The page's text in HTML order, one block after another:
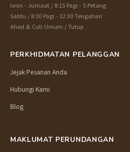
Isnin - Jumaat / 8:15 Pagi - 5 Petang
Sabtu / 8:30 Pagi - 12:30 Tengahari
Ahad & Cuti Umum / Tutup
PERKHIDMATAN PELANGGAN
Jejak Pesanan Anda
Hubungi Kami
Blog
MAKLUMAT PERUNDANGAN